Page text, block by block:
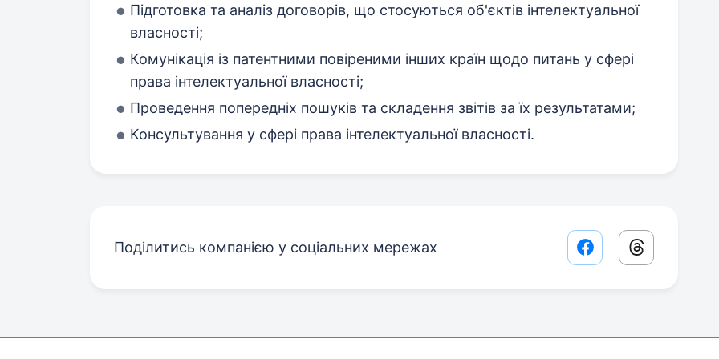
Підготовка та аналіз договорів, що стосуються об'єктів інтелектуальної
власності;
Комунікація із патентними повіреними інших країн щодо питань у сфері
права інтелектуальної власності;
Проведення попередніх пошуків та складення звітів за їх результатами;
Консультування у сфері права інтелектуальної власності.
Поділитись компанією у соціальних мережах Facebook share link
Threads